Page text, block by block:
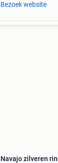
Bezoek website
Navajo zilveren